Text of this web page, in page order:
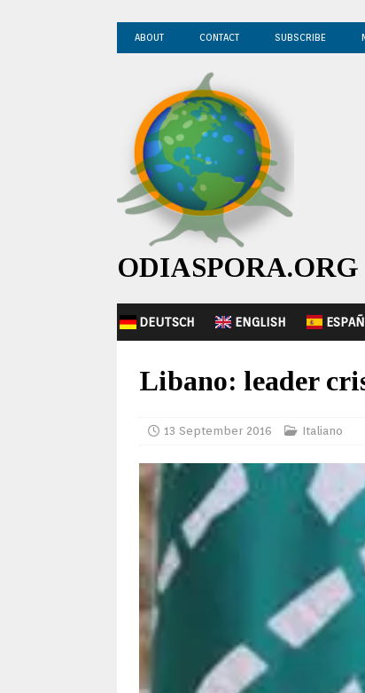
ABOUT CONTACT SUBSCRIBE
ODIASPORA.ORG
DEUTSCH ENGLISH
Libano: leader
13 September 2016 Italiano